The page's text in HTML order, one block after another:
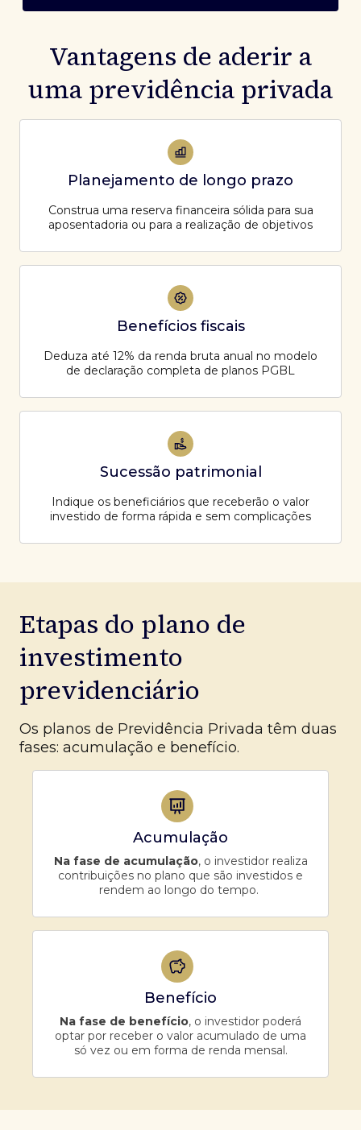
Vantagens de aderir a
uma previdência privada
Planejamento de longo prazo
Construa uma reserva financeira sólida para sua
aposentadoria ou para a realização de objetivos
Benefícios fiscais
Deduza até 12% da renda bruta anual no modelo
de declaração completa de planos PGBL
Sucessão patrimonial
Indique os beneficiários que receberão o valor
investido de forma rápida e sem complicações
Etapas do plano de
investimento
previdenciário
Os planos de Previdência Privada têm duas
fases: acumulação e benefício.
Acumulação
Na fase de acumulação, o investidor realiza
contribuições no plano que são investidos e
rendem ao longo do tempo.
Benefício
Na fase de benefício, o investidor poderá
optar por receber o valor acumulado de uma
só vez ou em forma de renda mensal.